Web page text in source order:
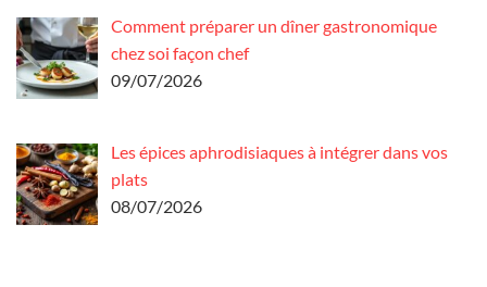
Comment préparer un dîner gastronomique
chez soi façon chef
09/07/2026
Les épices aphrodisiaques à intégrer dans vos
plats
08/07/2026